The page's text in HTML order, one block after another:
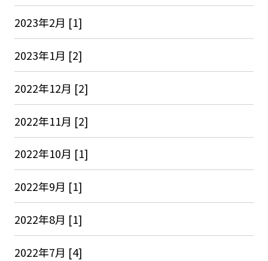
2023年2月 [1]
2023年1月 [2]
2022年12月 [2]
2022年11月 [2]
2022年10月 [1]
2022年9月 [1]
2022年8月 [1]
2022年7月 [4]